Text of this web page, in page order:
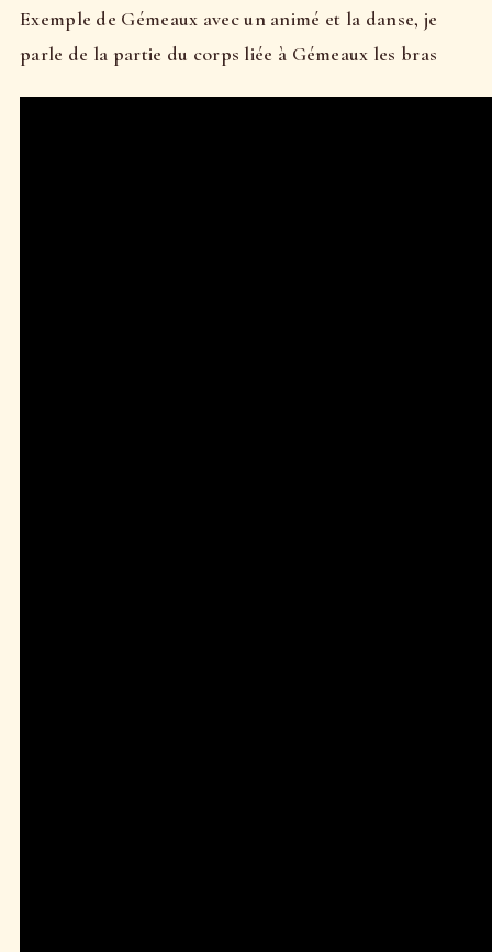
Exemple de Gémeaux avec un animé et la danse, je
parle de la partie du corps liée à Gémeaux les bras